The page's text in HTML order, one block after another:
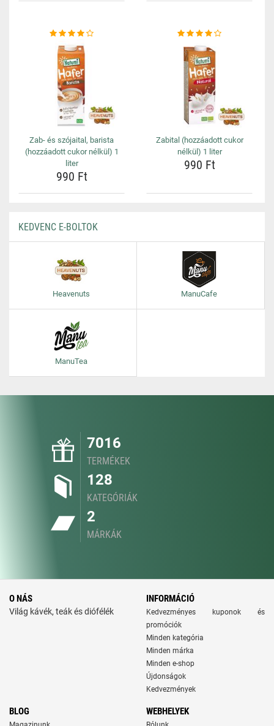
Zab- és szójaital, barista
(hozzáadott cukor nélkül) 1
liter
990 Ft
Zabital (hozzáadott cukor
nélkül) 1 liter
990 Ft
KEDVENC E-BOLTOK
Heavenuts ManuCafe
ManuTea
7016
TERMÉKEK
128
KATEGÓRIÁK
2
MÁRKÁK
O NÁS
Világ kávék, teák és diófélék
INFORMÁCIÓ
Kedvezményes kuponok és
promóciók
Minden kategória
Minden márka
Minden e-shop
Újdonságok
Kedvezmények
BLOG WEBHELYEK